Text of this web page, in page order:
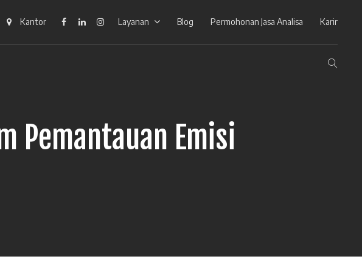
Kantor FacebookLinkedinInstagram
Layanan Blog Permohonan Jasa Analisa Karir
Pemantauan Emisi